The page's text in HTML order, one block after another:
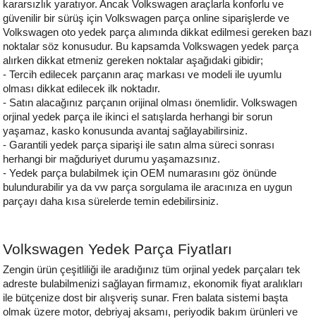
kararsızlık yaratıyor. Ancak Volkswagen araçlarla konforlu ve
güvenilir bir sürüş için Volkswagen parça online siparişlerde ve
Volkswagen oto yedek parça alımında dikkat edilmesi gereken bazı
noktalar söz konusudur. Bu kapsamda Volkswagen yedek parça
alırken dikkat etmeniz gereken noktalar aşağıdaki gibidir;
- Tercih edilecek parçanın araç markası ve modeli ile uyumlu
olması dikkat edilecek ilk noktadır.
- Satın alacağınız parçanın orijinal olması önemlidir. Volkswagen
orjinal yedek parça ile ikinci el satışlarda herhangi bir sorun
yaşamaz, kasko konusunda avantaj sağlayabilirsiniz.
- Garantili yedek parça siparişi ile satın alma süreci sonrası
herhangi bir mağduriyet durumu yaşamazsınız.
- Yedek parça bulabilmek için OEM numarasını göz önünde
bulundurabilir ya da vw parça sorgulama ile aracınıza en uygun
parçayı daha kısa sürelerde temin edebilirsiniz.
Volkswagen Yedek Parça Fiyatları
Zengin ürün çeşitliliği ile aradığınız tüm orjinal yedek parçaları tek
adreste bulabilmenizi sağlayan firmamız, ekonomik fiyat aralıkları
ile bütçenize dost bir alışveriş sunar. Fren balata sistemi başta
olmak üzere motor, debriyaj aksamı, periyodik bakım ürünleri ve